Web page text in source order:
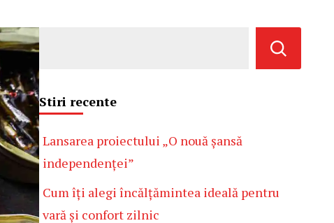
Stiri recente
Lansarea proiectului „O nouă șansă
independenței”
Cum îți alegi încălțămintea ideală pentru
vară și confort zilnic